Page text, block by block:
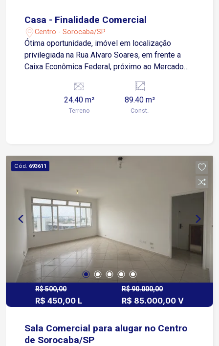
Casa - Finalidade Comercial
Centro - Sorocaba/SP
Ótima oportunidade, imóvel em localização
privilegiada na Rua Alvaro Soares, em frente a
Caixa Econômica Federal, próximo ao Mercado
social Área de serviço com banheiro Medidas
aproximadas Dormitório 1 - 3,03 x 3,51
24.40 m²
Terreno
89.40 m²
Const.
Cód. 693611
R$ 500,00
R$ 450,00 L
R$ 90.000,00
R$ 85.000,00 V
Sala Comercial para alugar no Centro
de Sorocaba/SP